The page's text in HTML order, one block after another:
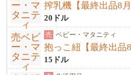
搾乳機【最終出品8
20ドル
売 ベビー・マタニティ
抱っこ紐【最終出品
15ドル